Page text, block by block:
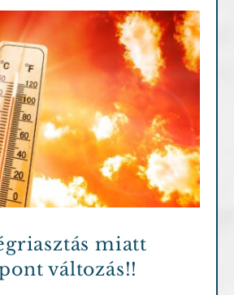
Hírek, események
miatt
változás!!